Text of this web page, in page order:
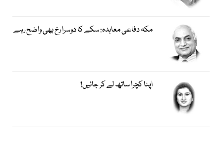
مکہ دفاعی معاہدہ: سکے کا دوسرا رخ بھی واضح رہے
اپنا کچرا ساتھ لے کر جائیں!